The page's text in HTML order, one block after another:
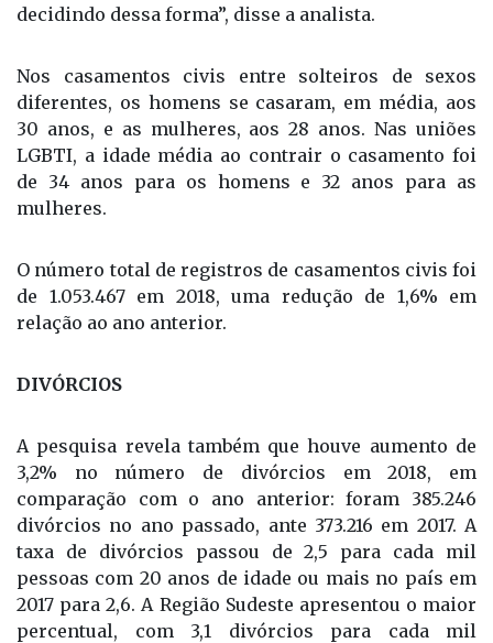
decidindo dessa forma”, disse a analista.
Nos casamentos civis entre solteiros de sexos
diferentes, os homens se casaram, em média, aos
30 anos, e as mulheres, aos 28 anos. Nas uniões
LGBTI, a idade média ao contrair o casamento foi
de 34 anos para os homens e 32 anos para as
mulheres.
O número total de registros de casamentos civis foi
de 1.053.467 em 2018, uma redução de 1,6% em
relação ao ano anterior.
DIVÓRCIOS
A pesquisa revela também que houve aumento de
3,2% no número de divórcios em 2018, em
comparação com o ano anterior: foram 385.246
divórcios no ano passado, ante 373.216 em 2017. A
taxa de divórcios passou de 2,5 para cada mil
pessoas com 20 anos de idade ou mais no país em
2017 para 2,6. A Região Sudeste apresentou o maior
percentual, com 3,1 divórcios para cada mil